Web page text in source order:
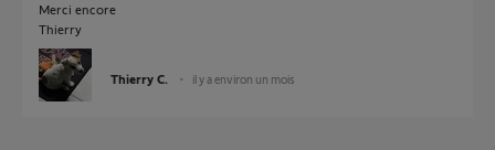
Merci encore
Thierry
Thierry C. il y a environ un mois